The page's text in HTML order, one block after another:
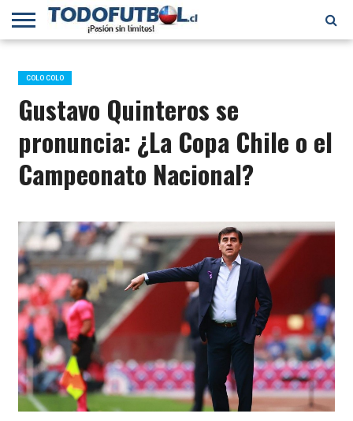
PRIMERA
B
SELECCIÓN
CHILENA
CHILENOS
EN EL
MUNDO
FÚTBOL
INTERNACIONAL
COLO COLO
Gustavo Quinteros se
pronuncia: ¿La Copa Chile o el
Campeonato Nacional?